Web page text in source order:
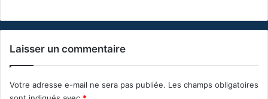
Laisser un commentaire
Votre adresse e-mail ne sera pas publiée. Les champs obligatoires